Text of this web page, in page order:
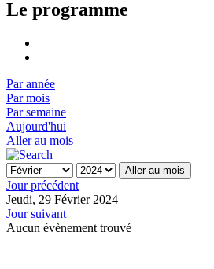
Le programme
Par année
Par mois
Par semaine
Aujourd'hui
Aller au mois
Aller au mois
Jour précédent
Jeudi, 29 Février 2024
Jour suivant
Aucun évènement trouvé